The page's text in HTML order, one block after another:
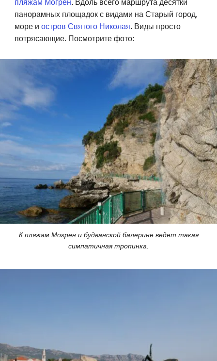
пляжам Могрен. Вдоль всего маршрута десятки
панорамных площадок с видами на Старый город,
море и остров Святого Николая. Виды просто
потрясающие. Посмотрите фото:
К пляжам Могрен и будванской балерине ведет такая
симпатичная тропинка.